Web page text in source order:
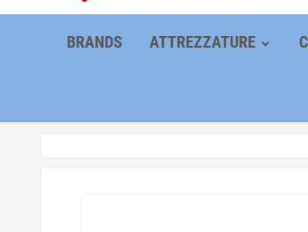
BRANDS ATTREZZATURE